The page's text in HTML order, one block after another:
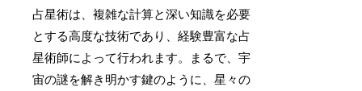
占星術は、複雑な計算と深い知識を必要
とする高度な技術であり、経験豊富な占
星術師によって行われます。まるで、宇
宙の謎を解き明かす鍵のように、星々の